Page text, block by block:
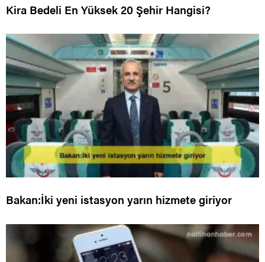
Kira Bedeli En Yüksek 20 Şehir Hangisi?
Bakan:İki yeni istasyon yarın hizmete giriyor